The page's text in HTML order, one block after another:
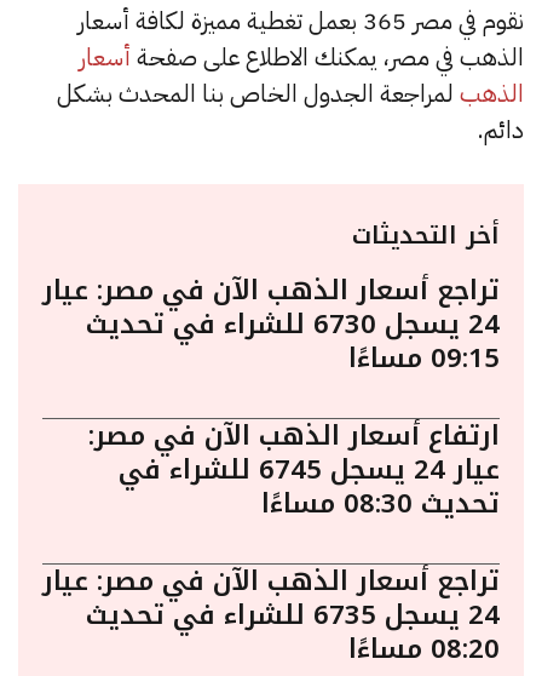
نقوم في مصر 365 بعمل تغطية مميزة لكافة أسعار
الذهب في مصر، يمكنك الاطلاع على صفحة أسعار
الذهب لمراجعة الجدول الخاص بنا المحدث بشكل
دائم.
أخر التحديثات
تراجع أسعار الذهب الآن في مصر: عيار
24 يسجل 6730 للشراء في تحديث
09:15 مساءًا
ارتفاع أسعار الذهب الآن في مصر:
عيار 24 يسجل 6745 للشراء في
تحديث 08:30 مساءًا
تراجع أسعار الذهب الآن في مصر: عيار
24 يسجل 6735 للشراء في تحديث
08:20 مساءًا